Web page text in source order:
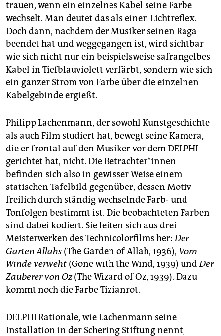
trauen, wenn ein einzelnes Kabel seine Farbe
wechselt. Man deutet das als einen Lichtreflex.
Doch dann, nachdem der Musiker seinen Raga
beendet hat und weggegangen ist, wird sichtbar
wie sich nicht nur ein beispielsweise safrangelbes
Kabel in Tiefblauviolett verfärbt, sondern wie sich
ein ganzer Strom von Farbe über die einzelnen
Kabelgebinde ergießt.
Philipp Lachenmann, der sowohl Kunstgeschichte
als auch Film studiert hat, bewegt seine Kamera,
die er frontal auf den Musiker vor dem DELPHI
gerichtet hat, nicht. Die Be­trach­ter*innen
befinden sich also in ­gewisser Weise einem
statischen Tafelbild gegenüber, dessen Motiv
freilich durch ständig wechselnde Farb- und
Tonfolgen bestimmt ist. Die beobachteten Farben
sind dabei kodiert. Sie leiten sich aus drei
Meisterwerken des Technicolorfilms her:Der
Garten Allahs (The Garden of Allah, 1936), Vom
Winde verweht (Gone with the Wind, 1939) undDer
Zauberer von Oz(The Wizard of Oz, 1939). Dazu
kommt noch die Farbe Tizianrot.
DELPHI Rationale, wie Lachenmann seine
Installation in der Schering Stiftung nennt,